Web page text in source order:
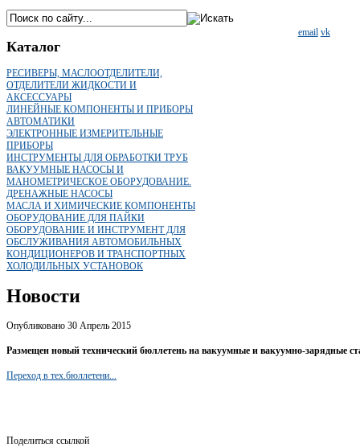
email vk
Каталог
РЕСИВЕРЫ, МАСЛООТДЕЛИТЕЛИ,
ОТДЕЛИТЕЛИ ЖИДКОСТИ И
АКСЕССУАРЫ
ЛИНЕЙНЫЕ КОМПОНЕНТЫ И ПРИБОРЫ
АВТОМАТИКИ
ЭЛЕКТРОННЫЕ ИЗМЕРИТЕЛЬНЫЕ
ПРИБОРЫ
ИНСТРУМЕНТЫ ДЛЯ ОБРАБОТКИ ТРУБ
ВАКУУМНЫЕ НАСОСЫ И
МАНОМЕТРИЧЕСКОЕ ОБОРУДОВАНИЕ.
ДРЕНАЖНЫЕ НАСОСЫ
МАСЛА И ХИМИЧЕСКИЕ КОМПОНЕНТЫ
ОБОРУДОВАНИЕ ДЛЯ ПАЙКИ
ОБОРУДОВАНИЕ И ИНСТРУМЕНТ ДЛЯ
ОБСЛУЖИВАНИЯ АВТОМОБИЛЬНЫХ
КОНДИЦИОНЕРОВ И ТРАНСПОРТНЫХ
ХОЛОДИЛЬНЫХ УСТАНОВОК
Новости
Опубликовано 30 Апрель 2015
Размещен новый технический бюллетень на вакуумные и вакуумно-зарядные
Переход в тех.бюллетени...
Поделиться ссылкой